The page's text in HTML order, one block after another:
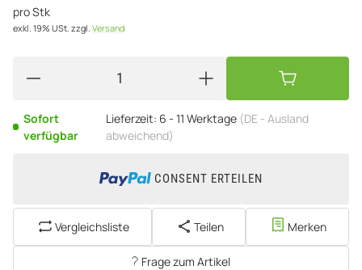
pro Stk
exkl. 19% USt. zzgl. Versand
Sofort
verfügbar
Lieferzeit: 6 - 11 Werktage (DE - Ausland
abweichend)
CONSENT ERTEILEN
Vergleichsliste Teilen Merken
Frage zum Artikel